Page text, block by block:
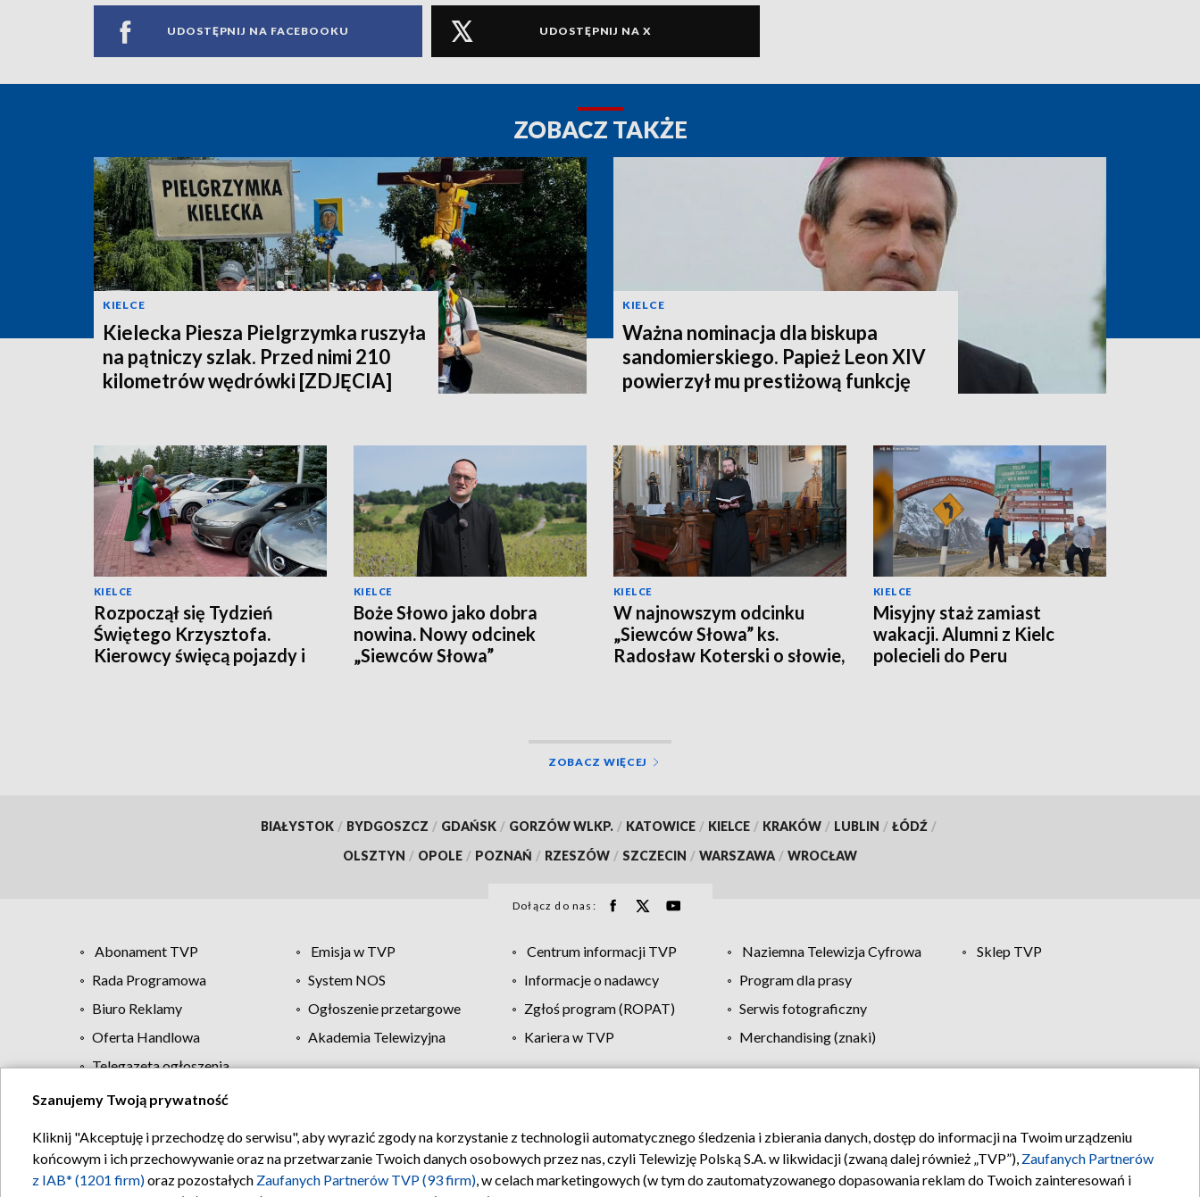
UDOSTĘPNIJ NA FACEBOOKU UDOSTĘPNIJ NA X
ZOBACZ TAKŻE
KIELCE
Kielecka Piesza Pielgrzymka ruszyła
na pątniczy szlak. Przed nimi 210
kilometrów wędrówki [ZDJĘCIA]
KIELCE
Ważna nominacja dla biskupa
sandomierskiego. Papież Leon XIV
powierzył mu prestiżową funkcję
KIELCE
Rozpoczął się Tydzień
Świętego Krzysztofa.
Kierowcy święcą pojazdy i
KIELCE
Boże Słowo jako dobra
nowina. Nowy odcinek
„Siewców Słowa”
KIELCE
W najnowszym odcinku
„Siewców Słowa” ks.
Radosław Koterski o słowie,
KIELCE
Misyjny staż zamiast
wakacji. Alumni z Kielc
polecieli do Peru
ZOBACZ WIĘCEJ
BIAŁYSTOK / BYDGOSZCZ / GDAŃSK / GORZÓW WLKP. / KATOWICE / KIELCE / KRAKÓW / LUBLIN / ŁÓDŹ /
OLSZTYN / OPOLE / POZNAŃ / RZESZÓW / SZCZECIN / WARSZAWA / WROCŁAW
Dołącz do nas:
Abonament TVP Emisja w TVP Centrum informacji TVP Naziemna Telewizja Cyfrowa
Sklep TVP
Rada Programowa
System NOS Informacje o nadawcy
Program dla prasy
Biuro Reklamy
Ogłoszenie przetargowe Zgłoś program (ROPAT)
Serwis fotograficzny
Oferta Handlowa
Akademia Telewizyjna Kariera w TVP
Merchandising (znaki)
Telegazeta ogłoszenia
Regulamin TVP Polityka prywatności Moje zgody Pomoc Biuro reklamy Kontakt
Szanujemy Twoją prywatność
Kliknij "Akceptuję i przechodzę do serwisu", aby wyrazić zgody na korzystanie z technologii automatycznego śledzenia i zbierania danych, dostęp do informacji na Twoim urządzeniu
końcowym i ich przechowywanie oraz na przetwarzanie Twoich danych osobowych przez nas, czyli Telewizję Polską S.A. w likwidacji (zwaną dalej również „TVP”), Zaufanych Partnerów
z IAB* (1201 firm)oraz pozostałych Zaufanych Partnerów TVP (93 firm), w celach marketingowych (w tym do zautomatyzowanego dopasowania reklam do Twoich zainteresowań i